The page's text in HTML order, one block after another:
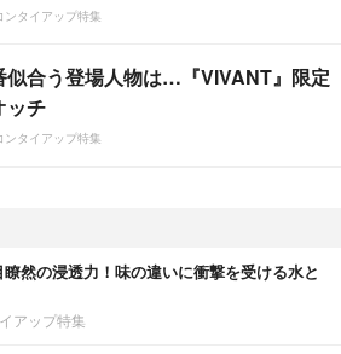
ンタイアップ特集
似合う登場人物は…『VIVANT』限定
ッチ
ンタイアップ特集
然の浸透力！味の違いに衝撃を受ける水と
アップ特集